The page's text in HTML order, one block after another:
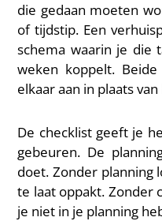
die gedaan moeten
of tijdstip. Een
schema waarin je die
weken koppelt.
elkaar aan in plaats
De checklist geeft je
gebeuren. De
doet. Zonder planning
te laat oppakt. Zonder
je niet in je planning